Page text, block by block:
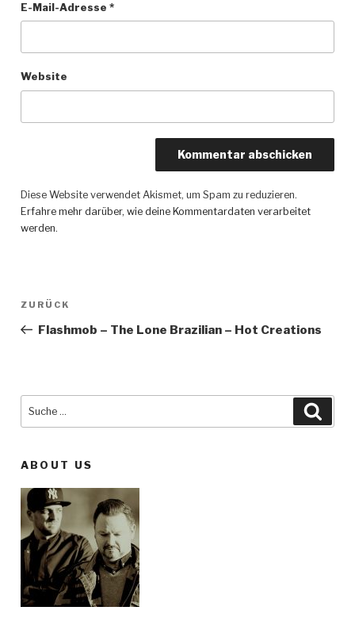
E-Mail-Adresse *
Website
Diese Website verwendet Akismet, um Spam zu reduzieren.
Erfahre mehr darüber, wie deine Kommentardaten verarbeitet
werden.
Beitragsnavigation
Vorheriger
ZURÜCK
Flashmob – The Lone Brazilian – Hot Creations
ABOUT US